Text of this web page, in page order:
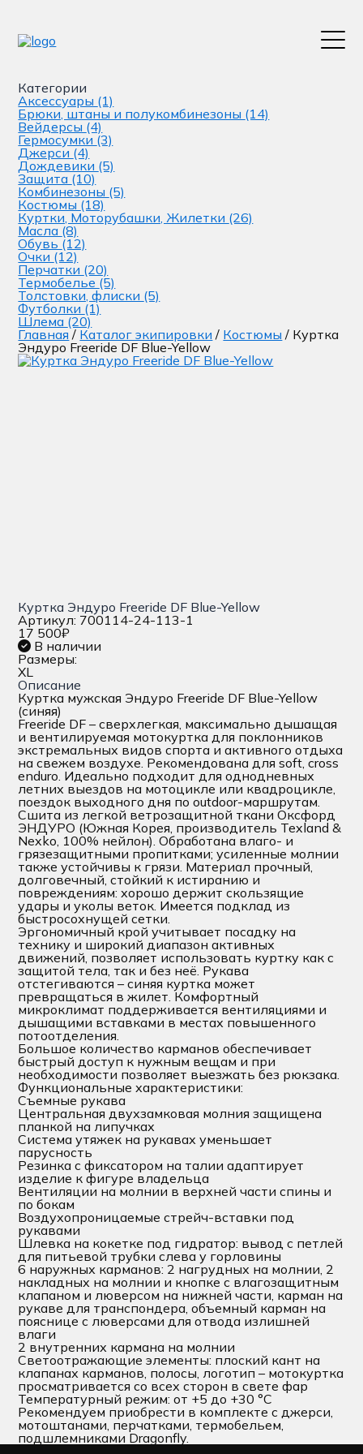
Категории
Аксессуары (1)
Брюки, штаны и полукомбинезоны (14)
Вейдерсы (4)
Гермосумки (3)
Джерси (4)
Дождевики (5)
Защита (10)
Комбинезоны (5)
Костюмы (18)
Куртки, Моторубашки, Жилетки (26)
Масла (8)
Обувь (12)
Очки (12)
Перчатки (20)
Термобелье (5)
Толстовки, флиски (5)
Футболки (1)
Шлема (20)
Главная / Каталог экипировки / Костюмы / Куртка
Эндуро Freeride DF Blue-Yellow
Куртка Эндуро Freeride DF Blue-Yellow
Артикул: 700114-24-113-1
17 500₽
В наличии
Размеры:
XL
Описание
Куртка мужская Эндуро Freeride DF Blue-Yellow
(синяя)
Freeride DF – сверхлегкая, максимально дышащая
и вентилируемая мотокуртка для поклонников
экстремальных видов спорта и активного отдыха
на свежем воздухе. Рекомендована для soft, cross
enduro. Идеально подходит для однодневных
летних выездов на мотоцикле или квадроцикле,
поездок выходного дня по outdoor-маршрутам.
Сшита из легкой ветрозащитной ткани Оксфорд
ЭНДУРО (Южная Корея, производитель Texland &
Nexko, 100% нейлон). Обработана влаго- и
грязезащитными пропитками; усиленные молнии
также устойчивы к грязи. Материал прочный,
долговечный, стойкий к истиранию и
повреждениям: хорошо держит скользящие
удары и уколы веток. Имеется подклад из
быстросохнущей сетки.
Эргономичный крой учитывает посадку на
технику и широкий диапазон активных
движений, позволяет использовать куртку как с
защитой тела, так и без неё. Рукава
отстегиваются – синяя куртка может
превращаться в жилет. Комфортный
микроклимат поддерживается вентиляциями и
дышащими вставками в местах повышенного
потоотделения.
Большое количество карманов обеспечивает
быстрый доступ к нужным вещам и при
необходимости позволяет выезжать без рюкзака.
Функциональные характеристики:
Съемные рукава
Центральная двухзамковая молния защищена
планкой на липучках
Система утяжек на рукавах уменьшает
парусность
Резинка с фиксатором на талии адаптирует
изделие к фигуре владельца
Вентиляции на молнии в верхней части спины и
по бокам
Воздухопроницаемые стрейч-вставки под
рукавами
Шлевка на кокетке под гидратор: вывод с петлей
для питьевой трубки слева у горловины
6 наружных карманов: 2 нагрудных на молнии, 2
накладных на молнии и кнопке с влагозащитным
клапаном и люверсом на нижней части, карман на
рукаве для транспондера, объемный карман на
пояснице с люверсами для отвода излишней
влаги
2 внутренних кармана на молнии
Светоотражающие элементы: плоский кант на
клапанах карманов, полосы, логотип – мотокуртка
просматривается со всех сторон в свете фар
Температурный режим: от +5 до +30 °С
Рекомендуем приобрести в комплекте с джерси,
мотоштанами, перчатками, термобельем,
подшлемниками Dragonfly.